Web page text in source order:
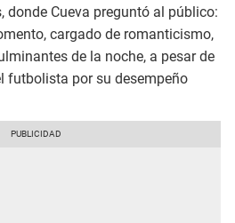
donde Cueva preguntó al público:
cargado de romanticismo,
de la noche, a pesar de
futbolista por su desempeño